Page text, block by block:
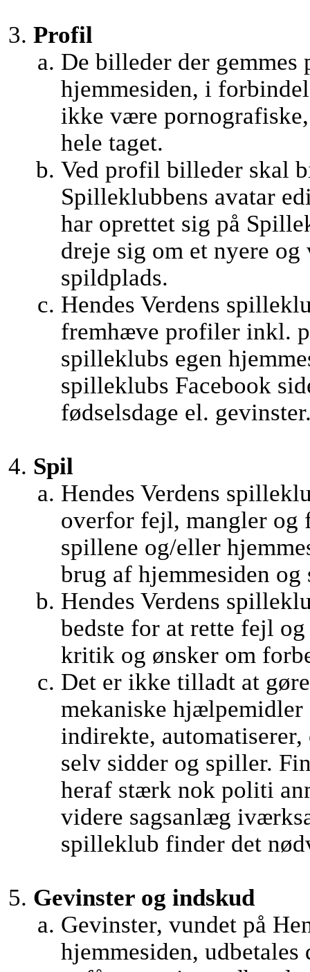
Profil
De billeder der gemmes
hjemmesiden, i
ikke være
hele taget.
Ved profil billeder skal
Spilleklubbens avatar
har oprettet sig på
dreje sig om et nyere
spildplads.
Hendes Verdens
fremhæve profiler inkl.
spilleklubs egen
spilleklubs Facebook
fødselsdage el.
Spil
Hendes Verdens
overfor fejl, mangler og
spillene og/eller
brug af hjemmesiden og
Hendes Verdens
bedste for at rette fejl
kritik og ønsker om
Det er ikke tilladt at
mekaniske hjælpemidler
indirekte,
selv sidder og spiller.
heraf stærk nok politi
videre sagsanlæg
spilleklub finder det
Gevinster og indskud
Gevinster, vundet på
hjemmesiden,